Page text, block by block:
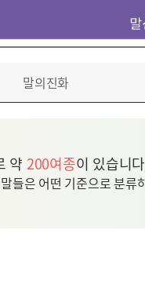
말의진화
약 200여종이 있습니
들은 어떤 기준으로 분